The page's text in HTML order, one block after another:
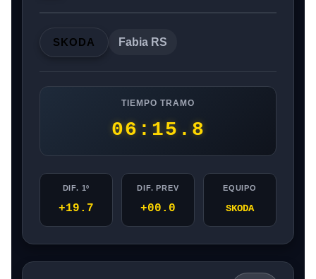
SKODA Fabia RS
TIEMPO TRAMO
06:15.8
DIF. 1º
+19.7
DIF. PREV
+00.0
EQUIPO
SKODA